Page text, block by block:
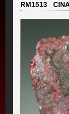
RM1513